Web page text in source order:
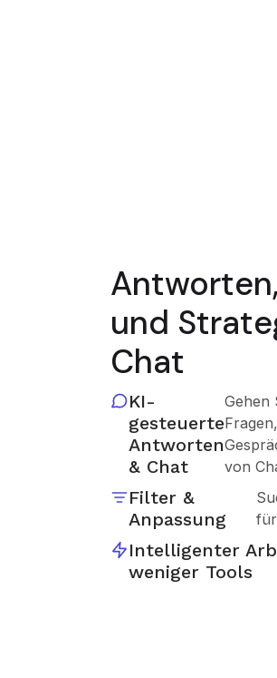
und
Chat
KI-
gesteuerte
Antworten
& Chat
Gehen
von
Filter &
Anpassung
Intelligenter
weniger Tools